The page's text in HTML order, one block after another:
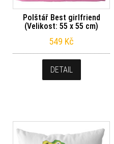
Polštář Best girlfriend
(Velikost: 55 x 55 cm)
549 Kč
DETAIL